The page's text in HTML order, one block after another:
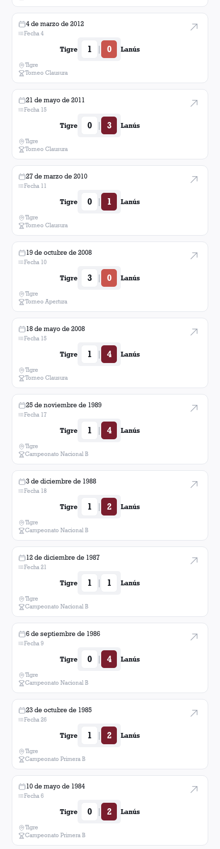
4 de marzo de 2012
Fecha 4
Tigre 1 | 0 Lanús
Tigre
Torneo Clausura
21 de mayo de 2011
Fecha 15
Tigre 0 | 3 Lanús
Tigre
Torneo Clausura
27 de marzo de 2010
Fecha 11
Tigre 0 | 1 Lanús
Tigre
Torneo Clausura
19 de octubre de 2008
Fecha 10
Tigre 3 | 0 Lanús
Tigre
Torneo Apertura
18 de mayo de 2008
Fecha 15
Tigre 1 | 4 Lanús
Tigre
Torneo Clausura
25 de noviembre de 1989
Fecha 17
Tigre 1 | 4 Lanús
Tigre
Campeonato Nacional B
3 de diciembre de 1988
Fecha 18
Tigre 1 | 2 Lanús
Tigre
Campeonato Nacional B
12 de diciembre de 1987
Fecha 21
Tigre 1 | 1 Lanús
Tigre
Campeonato Nacional B
6 de septiembre de 1986
Fecha 9
Tigre 0 | 4 Lanús
Tigre
Campeonato Nacional B
23 de octubre de 1985
Fecha 26
Tigre 1 | 2 Lanús
Tigre
Campeonato Primera B
10 de mayo de 1984
Fecha 6
Tigre 0 | 2 Lanús
Tigre
Campeonato Primera B